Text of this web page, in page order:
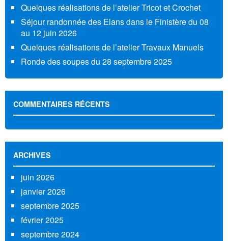
Quelques réalisations de l’atelier Tricot et Crochet
Séjour randonnée des Elans dans le Finistère du 08
au 12 juin 2026
Quelques réalisations de l’atelier Travaux Manuels
Ronde des soupes du 28 septembre 2025
COMMENTAIRES RÉCENTS
ARCHIVES
juin 2026
janvier 2026
septembre 2025
février 2025
septembre 2024